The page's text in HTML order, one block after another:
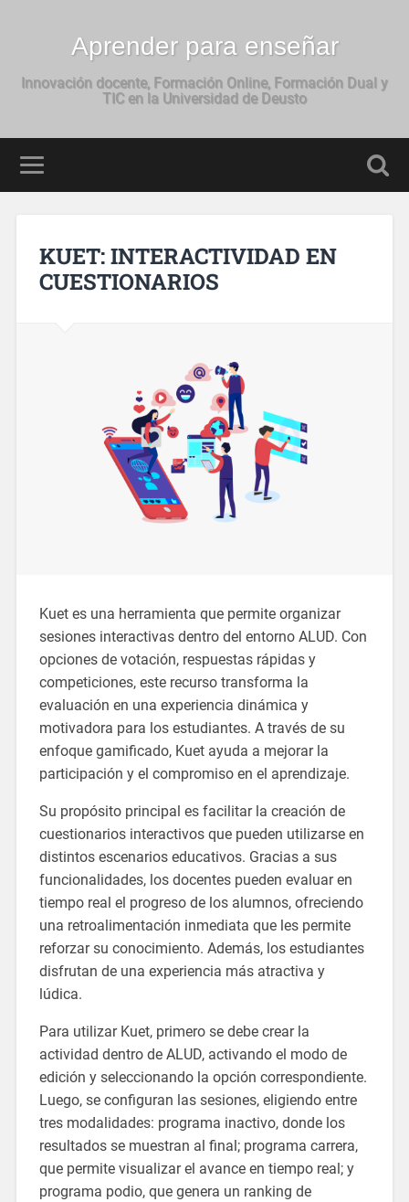
Aprender para enseñar
Innovación docente, Formación Online, Formación Dual y
TIC en la Universidad de Deusto
KUET: INTERACTIVIDAD EN
CUESTIONARIOS
Kuet es una herramienta que permite organizar
sesiones interactivas dentro del entorno ALUD. Con
opciones de votación, respuestas rápidas y
competiciones, este recurso transforma la
evaluación en una experiencia dinámica y
motivadora para los estudiantes. A través de su
enfoque gamificado, Kuet ayuda a mejorar la
participación y el compromiso en el aprendizaje.
Su propósito principal es facilitar la creación de
cuestionarios interactivos que pueden utilizarse en
distintos escenarios educativos. Gracias a sus
funcionalidades, los docentes pueden evaluar en
tiempo real el progreso de los alumnos, ofreciendo
una retroalimentación inmediata que les permite
reforzar su conocimiento. Además, los estudiantes
disfrutan de una experiencia más atractiva y
lúdica.
Para utilizar Kuet, primero se debe crear la
actividad dentro de ALUD, activando el modo de
edición y seleccionando la opción correspondiente.
Luego, se configuran las sesiones, eligiendo entre
tres modalidades: programa inactivo, donde los
resultados se muestran al final; programa carrera,
que permite visualizar el avance en tiempo real; y
programa podio, que genera un ranking de